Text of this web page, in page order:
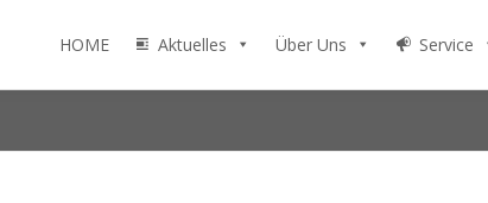
HOME Aktuelles Über Uns Service